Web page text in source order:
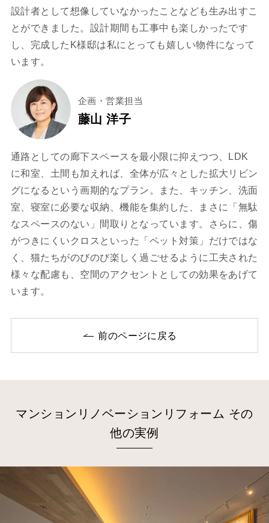
設計者として想像していなかったことなども生み出すこ
とができました。設計期間も工事中も楽しかったです
し、完成したK様邸は私にとっても嬉しい物件になって
います。
企画・営業担当
藤山 洋子
通路としての廊下スペースを最小限に抑えつつ、LDK
に和室、土間も加えれば、全体が広々とした拡大リビン
グになるという画期的なプラン。また、キッチン、洗面
室、寝室に必要な収納、機能を集約した、まさに「無駄
なスペースのない」間取りとなっています。さらに、傷
がつきにくいクロスといった「ペット対策」だけではな
く、猫たちがのびのび楽しく過ごせるように工夫された
様々な配慮も、空間のアクセントとしての効果をあげて
います。
前のページに戻る
マンションリノベーションリフォーム その
他の実例